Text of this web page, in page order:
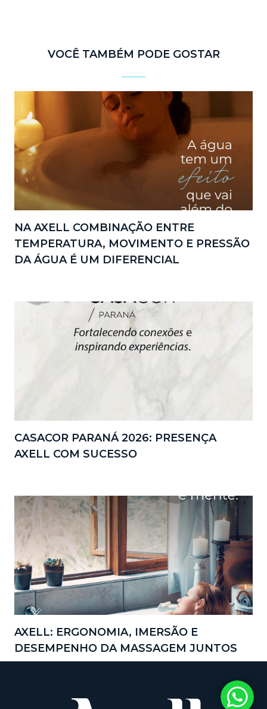
VOCÊ TAMBÉM PODE GOSTAR
NA AXELL COMBINAÇÃO ENTRE
TEMPERATURA, MOVIMENTO E PRESSÃO
DA ÁGUA É UM DIFERENCIAL
CASACOR PARANÁ 2026: PRESENÇA
AXELL COM SUCESSO
AXELL: ERGONOMIA, IMERSÃO E
DESEMPENHO DA MASSAGEM JUNTOS